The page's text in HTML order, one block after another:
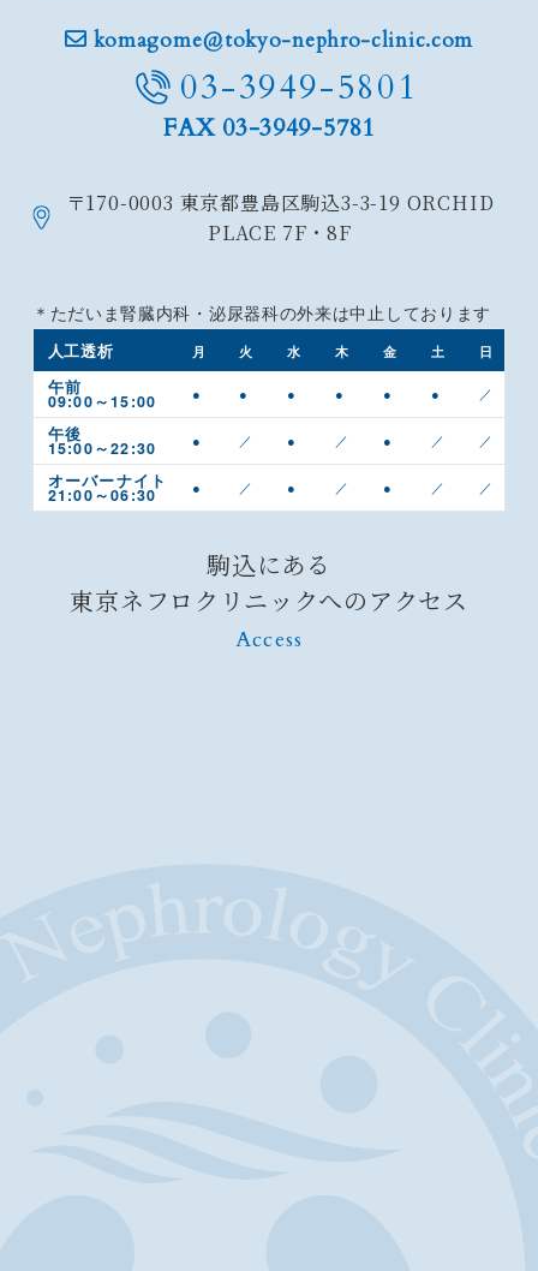
komagome@tokyo-nephro-clinic.com
03-3949-5801
FAX 03-3949-5781
〒170-0003 東京都豊島区駒込3-3-19 ORCHID
PLACE 7F・8F
＊ただいま腎臓内科・泌尿器科の外来は中止しております
人工透析 月 火 水 木 金 土 日
午前
09:00～15:00 ● ● ● ● ● ● ／
午後
15:00～22:30 ● ／ ● ／ ● ／ ／
オーバーナイト
21:00～06:30 ● ／ ● ／ ● ／ ／
駒込にある
東京ネフロクリニックへのアクセス
Access